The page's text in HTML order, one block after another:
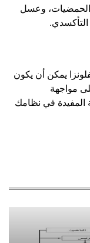
الحمضيات، وعسل
التأكسدي.
يمكن أن يكون
مواجهة
المفيدة في نظامك